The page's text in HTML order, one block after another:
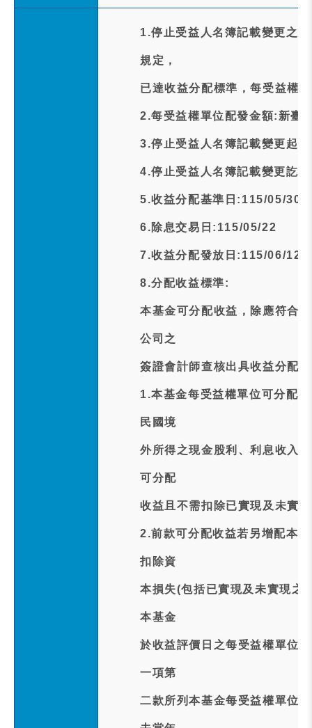
1.停止受益人名簿記載變更之
規定，
已達收益分配標準，每受益權
2.每受益權單位配發金額:新臺
3.停止受益人名簿記載變更起
4.停止受益人名簿記載變更訖
5.收益分配基準日:115/05/30
6.除息交易日:115/05/22
7.收益分配發放日:115/06/12
8.分配收益標準:
本基金可分配收益，除應符合
公司之
簽證會計師查核出具收益分配
1.本基金每受益權單位可分配
民國境
外所得之現金股利、利息收入
可分配
收益且不需扣除已實現及未實
2.前款可分配收益若另增配本
扣除資
本損失(包括已實現及未實現之
本基金
於收益評價日之每受益權單位
一項第
二款所列本基金每受益權單位